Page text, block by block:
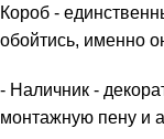
Короб -
обойтись, именно
- Наличник - декоративный
монтажную пену и